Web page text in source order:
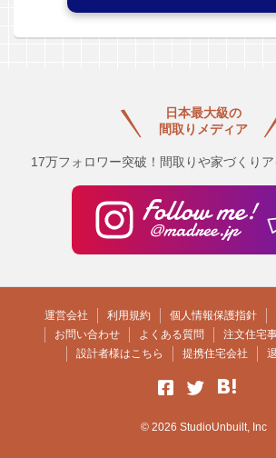
日本最大級の
間取りメディア
17万フォロワー突破！間取りや家づくりア
運営会社 利用規約 個人情報保護指針
お問い合わせ
よくある質問
注文住宅
設計者様はこちら
提携住宅会社
© 2026 StudioUnbuilt, Inc